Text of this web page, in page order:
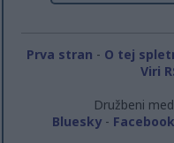
Prva stran - O tej
Viri
Družbeni
Bluesky- Facebook